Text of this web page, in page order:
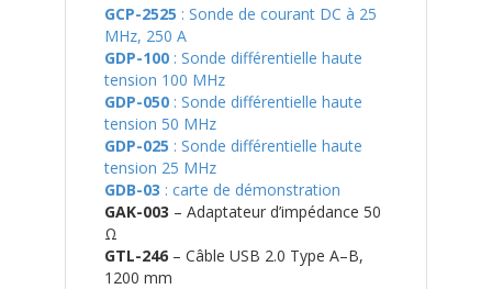
GCP-2525 : Sonde de courant DC à 25
MHz, 250 A
GDP-100 : Sonde différentielle haute
tension 100 MHz
GDP-050 : Sonde différentielle haute
tension 50 MHz
GDP-025 : Sonde différentielle haute
tension 25 MHz
GDB-03 : carte de démonstration
GAK-003 – Adaptateur d’impédance 50
Ω
GTL-246 – Câble USB 2.0 Type A–B,
1200 mm